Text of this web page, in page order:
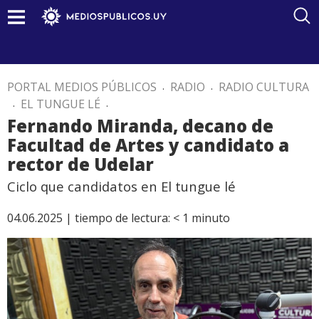
PORTAL MEDIOS PÚBLICOS . RADIO . RADIO CULTURA
. EL TUNGUE LÉ .
Fernando Miranda, decano de
Facultad de Artes y candidato a
rector de Udelar
Ciclo que candidatos en El tungue lé
04.06.2025 | tiempo de lectura: < 1 minuto